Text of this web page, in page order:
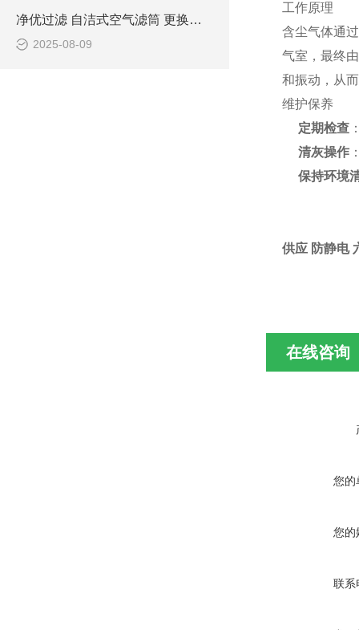
净优过滤 自洁式空气滤筒 更换注意事项
2025-08-09
工作原理
含尘气体通
气室，最终
和振动，从
维护保养
定期检查
清灰操作
保持环境
供应 防静电
在线咨询
您的
您的
联系